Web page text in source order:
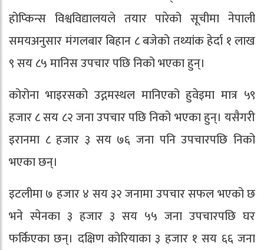
होप्किन्स विश्वविद्यालयले तयार पारेको सूचीमा नेपाली
समयअनुसार मंगलबार बिहान ८ बजेको तथ्यांक हेर्दा १ लाख
९ सय ८५ मानिस उपचार पछि निको भएका हुन्।
कोरोना भाइरसको उद्गमस्थल मानिएको हुवेइमा मात्र ५९
हजार ८ सय ८२ जना उपचार पछि निको भएका हुन्। यसैगरी
इरानमा ८ हजार ३ सय ७६ जना पनि उपचारपछि निको
भएका छन्।
इटलीमा ७ हजार ४ सय ३२ जनामा उपचार सफल भएको छ
भने स्पेनका ३ हजार ३ सय ५५ जना उपचारपछि घर
फर्किएका छन्। दक्षिण कोरियाका ३ हजार १ सय ६६ जना